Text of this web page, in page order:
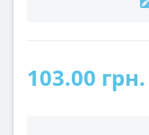
103.00 грн.